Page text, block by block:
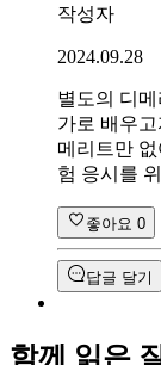
작성자
2024.09.28
별도의 디
가로 배우
메리트만
험 응시를
좋아요 0
답글 달기
함께 읽은